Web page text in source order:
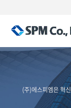
(주)에스피엠은 혁